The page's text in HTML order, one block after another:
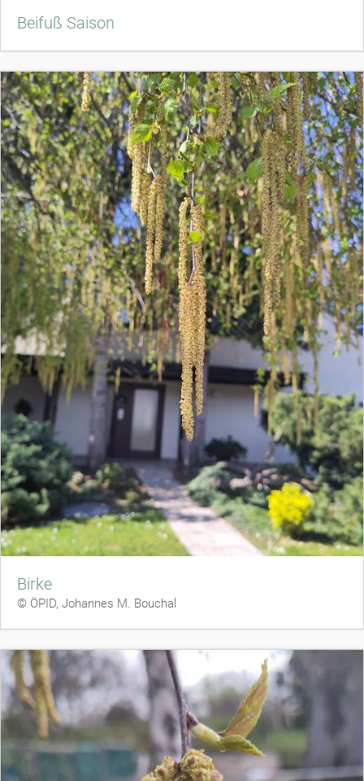
Beifuß Saison
Birke
© ÖPID, Johannes M. Bouchal